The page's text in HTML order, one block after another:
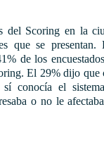
del Scoring en la
que se presentan.
de los
El 29% dijo que
conocía el
o no le